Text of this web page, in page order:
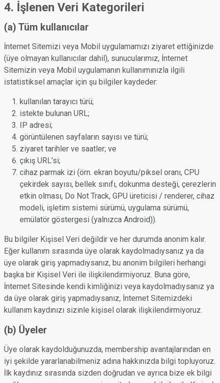
4. İşlenen Veri Kategorileri
(a) Tüm kullanıcılar
İnternet Sitemizi veya Mobil uygulamamızı ziyaret ettiğinizde
(üye olmayan kullanıcılar dahil), sunucularımız, İnternet
Sitemizin veya Mobil uygulamanın kullanımınızla ilgili
istatistiksel amaçlar için şu bilgiler kaydeder:
kullanılan tarayıcı türü;
istekte bulunan URL;
IP adresi;
görüntülenen sayfaların sayısı ve türü;
ziyaret tarihler ve saatler; ve
çıkış URL’si;
cihaz parmak izi (örn. ekran boyutu/piksel oranı, CPU
çekirdek sayısı, bellek sınıfı, dokunma desteği, çerezlerin
etkin olması, Do Not Track, GPU üreticisi / renderer, cihaz
modeli, işletim sistemi sürümü, uygulama sürümü,
emülatör göstergesi (yalnızca Android)).
Bu bilgiler Kişisel Veri değildir ve her durumda anonim kalır.
Eğer kullanım sırasında üye olarak kaydolmadıysanız ya da
üye olarak giriş yapmadıysanız, bu anonim bilgileri herhangi
başka bir Kişisel Veri ile ilişkilendirmiyoruz. Buna göre,
İnternet Sitesinde kendi kimliğinizi veya kaydolmadıysanız ya
da üye olarak giriş yapmadıysanız, İnternet Sitemizdeki
kullanım kaydınızı sizinle kişisel olarak ilişkilendirmiyoruz.
(b) Üyeler
Üye olarak kaydolduğunuzda, membership avantajlarından en
iyi şekilde yararlanabilmeniz adına hakkınızda bilgi topluyoruz.
İlk kaydınız sırasında sizden doğrudan ve ayrıca bize ek bilgi